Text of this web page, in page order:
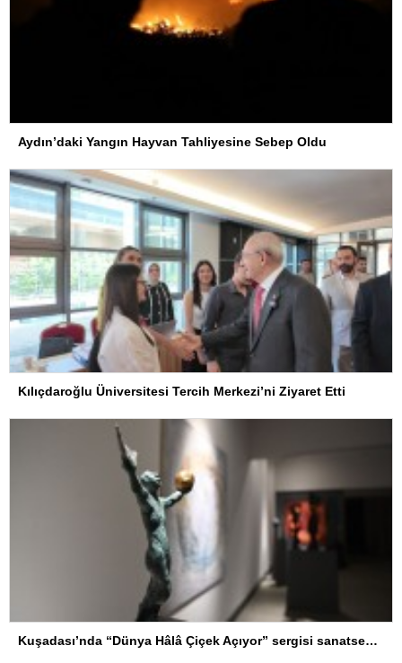
Aydın’daki Yangın Hayvan Tahliyesine Sebep Oldu
Kılıçdaroğlu Üniversitesi Tercih Merkezi’ni Ziyaret Etti
Kuşadası’nda “Dünya Hâlâ Çiçek Açıyor” sergisi sanatseverlerle buluşuyor